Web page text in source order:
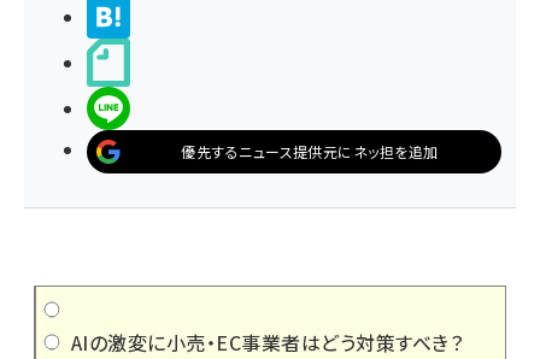
優先するニュース提供元にネッ担を追加
AIの激変に小売・EC事業者はどう対策すべき？